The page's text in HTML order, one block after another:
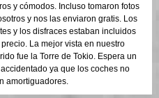
y cómodos. Incluso tomaron fotos
y nos las enviaron gratis. Los
y los disfraces estaban incluidos
La mejor vista en nuestro
fue la Torre de Tokio. Espera un
ya que los coches no
amortiguadores.